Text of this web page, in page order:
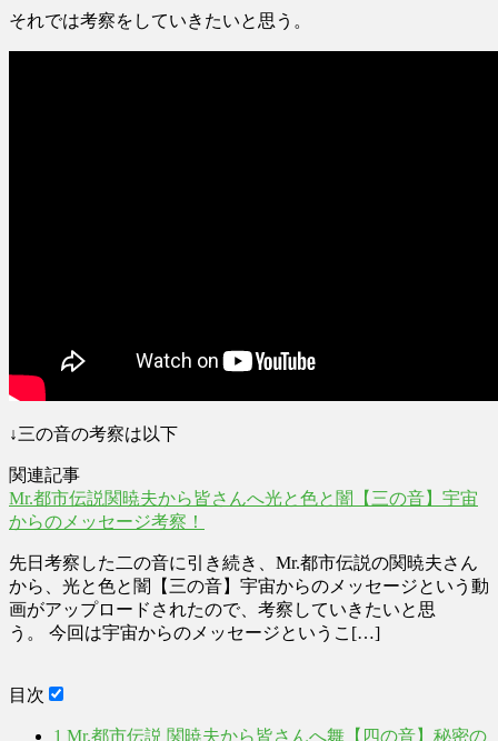
それでは考察をしていきたいと思う。
↓三の音の考察は以下
関連記事
Mr.都市伝説関暁夫から皆さんへ光と色と闇【三の音】宇宙
からのメッセージ考察！
先日考察した二の音に引き続き、Mr.都市伝説の関暁夫さん
から、光と色と闇【三の音】宇宙からのメッセージという動
画がアップロードされたので、考察していきたいと思
う。 今回は宇宙からのメッセージというこ[…]
目次
1 Mr.都市伝説 関暁夫から皆さんへ舞【四の音】秘密の